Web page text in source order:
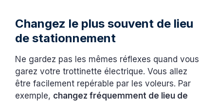
Changez le plus souvent de lieu
de stationnement
Ne gardez pas les mêmes réflexes quand vous
garez votre trottinette électrique. Vous allez
être facilement repérable par les voleurs. Par
exemple, changez fréquemment de lieu de